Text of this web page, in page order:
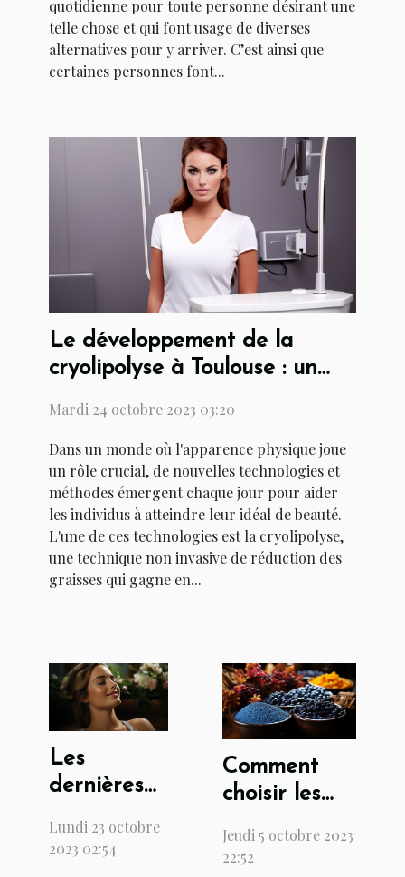
quotidienne pour toute personne désirant une
telle chose et qui font usage de diverses
alternatives pour y arriver. C’est ainsi que
certaines personnes font...
Le développement de la
cryolipolyse à Toulouse : un
beauté
Mardi 24 octobre 2023 03:20
Dans un monde où l'apparence physique joue
un rôle crucial, de nouvelles technologies et
méthodes émergent chaque jour pour aider
les individus à atteindre leur idéal de beauté.
L'une de ces technologies est la cryolipolyse,
une technique non invasive de réduction des
graisses qui gagne en...
Les
dernières
en matière
Lundi 23 octobre
2023 02:54
Comment
choisir les
compléments
Jeudi 5 octobre 2023
22:52